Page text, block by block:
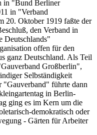
in "Bund Berliner
in "Verband
20. Oktober 1919 faßte der
den Verband in
Deutschlands"
offen für den
ganz Deutschland. Als Teil
Großberlin",
Selbständigkeit
führte dann
in Berlin-
ging es im Kern um die
demokratisch oder
- Gärten für Arbeiter